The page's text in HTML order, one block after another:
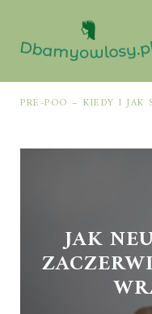
PRE-POO – KIEDY I JAK STOSOWAĆ TEN ZABIEG, BY CHRONIĆ I NAWILŻAĆ WŁOSY PRZED MYCIEM SZAMPONEM
JAK